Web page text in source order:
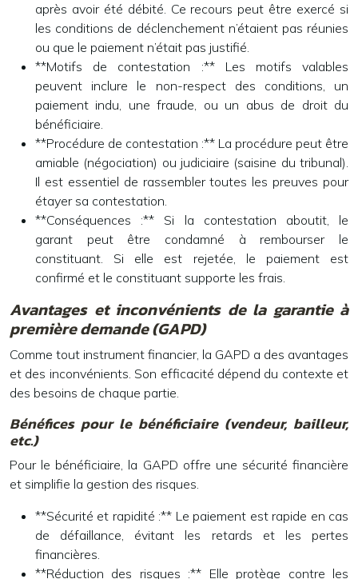
après avoir été débité. Ce recours peut être exercé si
les conditions de déclenchement n’étaient pas réunies
ou que le paiement n’était pas justifié.
**Motifs de contestation :** Les motifs valables
peuvent inclure le non-respect des conditions, un
paiement indu, une fraude, ou un abus de droit du
bénéficiaire.
**Procédure de contestation :** La procédure peut être
amiable (négociation) ou judiciaire (saisine du tribunal).
Il est essentiel de rassembler toutes les preuves pour
étayer sa contestation.
**Conséquences :** Si la contestation aboutit, le
garant peut être condamné à rembourser le
constituant. Si elle est rejetée, le paiement est
confirmé et le constituant supporte les frais.
Avantages et inconvénients de la garantie à
première demande (GAPD)
Comme tout instrument financier, la GAPD a des avantages
et des inconvénients. Son efficacité dépend du contexte et
des besoins de chaque partie.
Bénéfices pour le bénéficiaire (vendeur, bailleur,
etc.)
Pour le bénéficiaire, la GAPD offre une sécurité financière
et simplifie la gestion des risques.
**Sécurité et rapidité :** Le paiement est rapide en cas
de défaillance, évitant les retards et les pertes
financières.
**Réduction des risques :** Elle protège contre les